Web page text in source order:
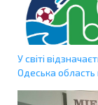
У світі
Одеська область